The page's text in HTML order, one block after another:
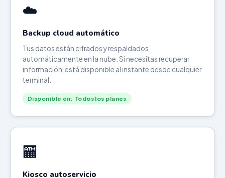
☁️
Backup cloud automático
Tus datos están cifrados y respaldados
automáticamente en la nube. Si necesitas recuperar
información, está disponible al instante desde cualquier
terminal.
Disponible en: Todos los planes
🏧
Kiosco autoservicio